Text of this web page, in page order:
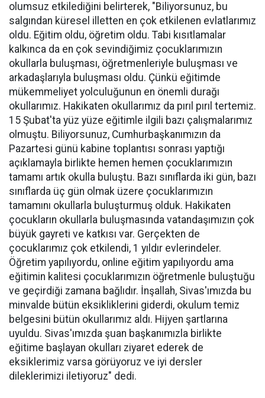
olumsuz etkilediğini belirterek, "Biliyorsunuz, bu
salgından küresel illetten en çok etkilenen evlatlarımız
oldu. Eğitim oldu, öğretim oldu. Tabi kısıtlamalar
kalkınca da en çok sevindiğimiz çocuklarımızın
okullarla buluşması, öğretmenleriyle buluşması ve
arkadaşlarıyla buluşması oldu. Çünkü eğitimde
mükemmeliyet yolculuğunun en önemli durağı
okullarımız. Hakikaten okullarımız da pırıl pırıl tertemiz.
15 Şubat'ta yüz yüze eğitimle ilgili bazı çalışmalarımız
olmuştu. Biliyorsunuz, Cumhurbaşkanımızın da
Pazartesi günü kabine toplantısı sonrası yaptığı
açıklamayla birlikte hemen hemen çocuklarımızın
tamamı artık okulla buluştu. Bazı sınıflarda iki gün, bazı
sınıflarda üç gün olmak üzere çocuklarımızın
tamamını okullarla buluşturmuş olduk. Hakikaten
çocukların okullarla buluşmasında vatandaşımızın çok
büyük gayreti ve katkısı var. Gerçekten de
çocuklarımız çok etkilendi, 1 yıldır evlerindeler.
Öğretim yapılıyordu, online eğitim yapılıyordu ama
eğitimin kalitesi çocuklarımızın öğretmenle buluştuğu
ve geçirdiği zamana bağlıdır. İnşallah, Sivas'ımızda bu
minvalde bütün eksikliklerini giderdi, okulum temiz
belgesini bütün okullarımız aldı. Hijyen şartlarına
uyuldu. Sivas'ımızda şuan başkanımızla birlikte
eğitime başlayan okulları ziyaret ederek de
eksiklerimiz varsa görüyoruz ve iyi dersler
dileklerimizi iletiyoruz" dedi.